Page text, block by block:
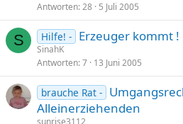
Antworten 28 5 Juli 2005
S Hilfe! - Erzeuger kommt !
SinahK
Antworten 7 13 Juni 2005
brauche Rat -
Alleinerziehenden
sunrise3112